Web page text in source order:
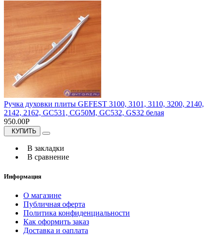
Ручка духовки плиты GEFEST 3100, 3101, 3110, 3200, 2140,
2142, 2162, GC531, CG50M, GC532, GS32 белая
950.00Р
КУПИТЬ
В закладки
В сравнение
Информация
О магазине
Публичная оферта
Политика конфиденциальности
Как оформить заказ
Доставка и оаплата